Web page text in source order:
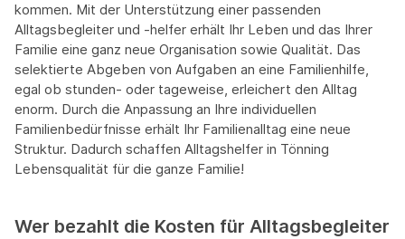
kommen. Mit der Unterstützung einer passenden
Alltagsbegleiter und -helfer erhält Ihr Leben und das Ihrer
Familie eine ganz neue Organisation sowie Qualität. Das
selektierte Abgeben von Aufgaben an eine Familienhilfe,
egal ob stunden- oder tageweise, erleichert den Alltag
enorm. Durch die Anpassung an Ihre individuellen
Familienbedürfnisse erhält Ihr Familienalltag eine neue
Struktur. Dadurch schaffen Alltagshelfer in Tönning
Lebensqualität für die ganze Familie!
Wer bezahlt die Kosten für Alltagsbegleiter